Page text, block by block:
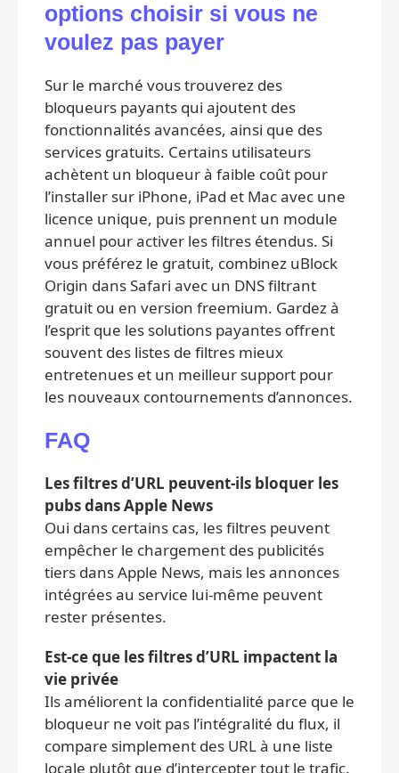
options choisir si vous ne
voulez pas payer
Sur le marché vous trouverez des
bloqueurs payants qui ajoutent des
fonctionnalités avancées, ainsi que des
services gratuits. Certains utilisateurs
achètent un bloqueur à faible coût pour
l’installer sur iPhone, iPad et Mac avec une
licence unique, puis prennent un module
annuel pour activer les filtres étendus. Si
vous préférez le gratuit, combinez uBlock
Origin dans Safari avec un DNS filtrant
gratuit ou en version freemium. Gardez à
l’esprit que les solutions payantes offrent
souvent des listes de filtres mieux
entretenues et un meilleur support pour
les nouveaux contournements d’annonces.
FAQ
Les filtres d’URL peuvent-ils bloquer les
pubs dans Apple News
Oui dans certains cas, les filtres peuvent
empêcher le chargement des publicités
tiers dans Apple News, mais les annonces
intégrées au service lui‑même peuvent
rester présentes.
Est‑ce que les filtres d’URL impactent la
vie privée
Ils améliorent la confidentialité parce que le
bloqueur ne voit pas l’intégralité du flux, il
compare simplement des URL à une liste
locale plutôt que d’intercepter tout le trafic.